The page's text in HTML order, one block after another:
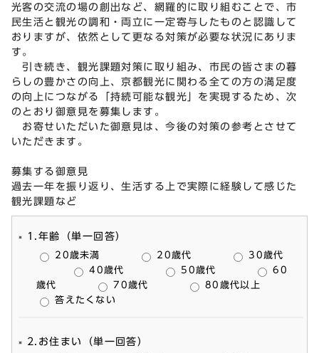
光客の交流の場の創出など、網羅的に取り組むことで、市
民生活と観光の調和・両立に一定寄与したものと認識して
おりますが、依然として更なる対策が必要な状況にありま
す。
引き続き、観光課題対策に取り組み、市民の皆さまの暮
らしの豊かさの向上、京都観光に関わる全ての方の満足度
の向上につながる「持続可能な観光」を実現するため、次
のとおり御意見を募集します。
お寄せいただいた御意見は、今後の対策の参考とさせて
いただきます。
募集する御意見
過去一年を振り返り、生活する上で実際に経験して感じた
観光課題など
1.年齢（単一回答）
20歳未満 20歳代
30歳代
40歳代
50歳代
60
歳代
70歳代
80歳代以上
答えたくない
2.お住まい（単一回答）